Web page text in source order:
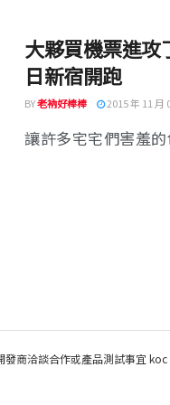
大夥買機票進攻
日新宿開跑
BY老衲好棒棒 2015 年 11 月
讓許多宅宅們害羞
商洽談合作或產品測試事宜 koc